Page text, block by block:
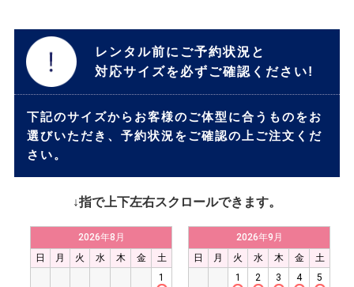
レンタル前にご予約状況と
対応サイズを必ずご確認ください!
下記のサイズからお客様のご体型に合うものをお
選びいただき、予約状況をご確認の上ご注文くだ
さい。
↓指で上下左右スクロールできます。